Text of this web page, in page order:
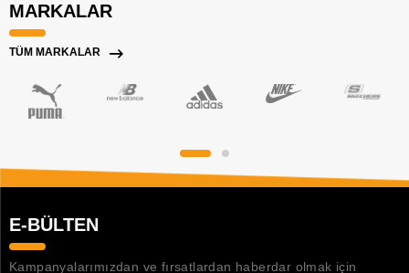
MARKALAR
TÜM MARKALAR
E-BÜLTEN
Kampanyalarımızdan ve fırsatlardan haberdar olmak için